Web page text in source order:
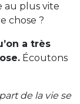
au plus vite
chose ?
a très
Écoutons
de la vie se